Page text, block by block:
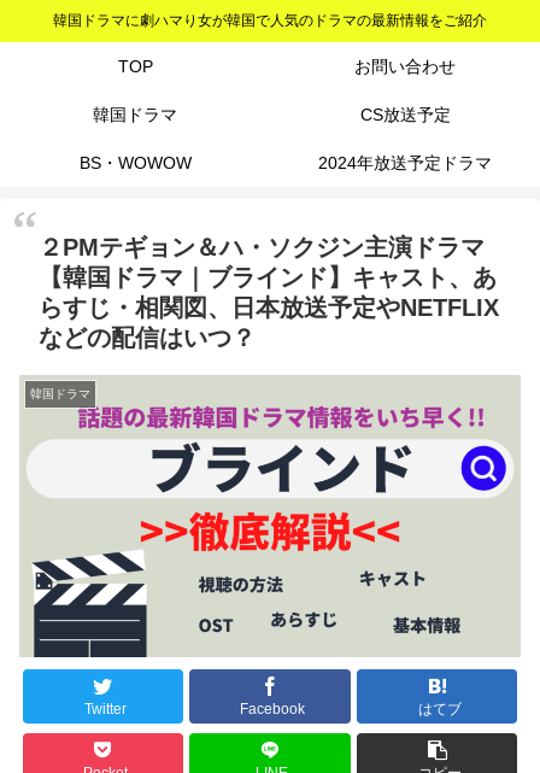
韓国ドラマに劇ハマり女が韓国で人気のドラマの最新情報をご紹介
TOP お問い合わせ
韓国ドラマ CS放送予定
BS・WOWOW 2024年放送予定ドラマ
２PMテギョン＆ハ・ソクジン主演ドラマ
【韓国ドラマ｜ブラインド】キャスト、あ
らすじ・相関図、日本放送予定やNETFLIX
などの配信はいつ？
韓国ドラマ
Twitter Facebook はてブ